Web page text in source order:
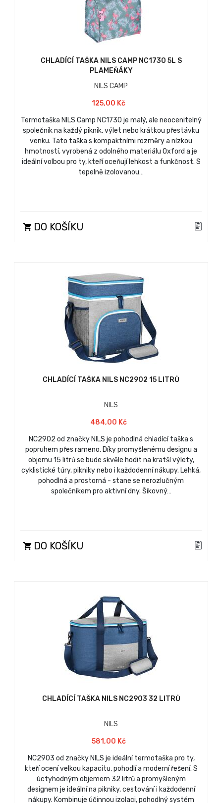
CHLADÍCÍ TAŠKA NILS CAMP NC1730 5L S
PLAMEŇÁKY
NILS CAMP
125,00 Kč
Termotaška NILS Camp NC1730 je malý, ale neocenitelný
společník na každý piknik, výlet nebo krátkou přestávku
venku. Tato taška s kompaktními rozměry a nízkou
hmotností, vyrobená z odolného materiálu Oxford a je
ideální volbou pro ty, kteří oceňují lehkost a funkčnost. S
tepelně izolovanou…
DO KOŠÍKU
CHLADÍCÍ TAŠKA NILS NC2902 15 LITRŮ
NILS
484,00 Kč
NC2902 od značky NILS je pohodlná chladící taška s
popruhem přes rameno. Díky promyšlenému designu a
objemu 15 litrů se bude skvěle hodit na kratší výlety,
cyklistické túry, pikniky nebo i každodenní nákupy. Lehká,
pohodlná a prostorná - stane se nerozlučným
společníkem pro aktivní dny. Šikovný…
DO KOŠÍKU
CHLADÍCÍ TAŠKA NILS NC2903 32 LITRŮ
NILS
581,00 Kč
NC2903 od značky NILS je ideální termotaška pro ty,
kteří ocení velkou kapacitu, pohodlí a moderní řešení. S
úctyhodným objemem 32 litrů a promyšleným
designem je ideální na pikniky, cestování i každodenní
nákupy. Kombinuje účinnou izolaci, pohodlný systém